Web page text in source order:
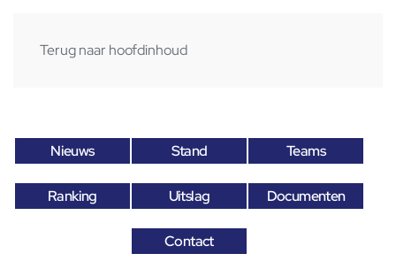
Terug naar hoofdinhoud
Nieuws Stand Teams
Ranking Uitslag Documenten
Contact